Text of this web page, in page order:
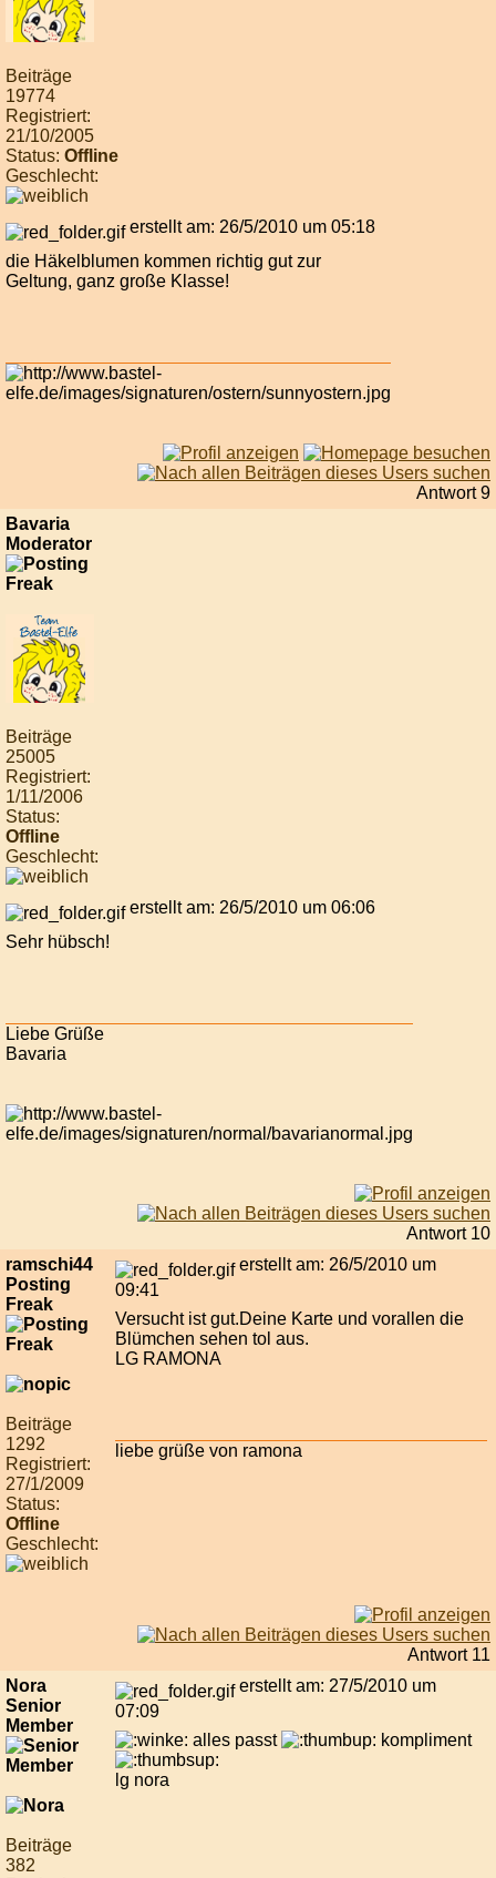
Beiträge
19774
Registriert:
21/10/2005
Status: Offline
Geschlecht:
erstellt am: 26/5/2010 um 05:18
die Häkelblumen kommen richtig gut zur
Geltung, ganz große Klasse!
Antwort 9
Bavaria
Moderator
Beiträge
25005
Registriert:
1/11/2006
Status:
Offline
Geschlecht:
erstellt am: 26/5/2010 um 06:06
Sehr hübsch!
Liebe Grüße
Bavaria
Antwort 10
ramschi44
Posting
Freak
Beiträge
1292
Registriert:
27/1/2009
Status:
Offline
Geschlecht:
erstellt am: 26/5/2010 um
09:41
Versucht ist gut.Deine Karte und vorallen die
Blümchen sehen tol aus.
LG RAMONA
liebe grüße von ramona
Antwort 11
Nora
Senior
Member
Beiträge
382
erstellt am: 27/5/2010 um
07:09
alles passt
kompliment
lg nora